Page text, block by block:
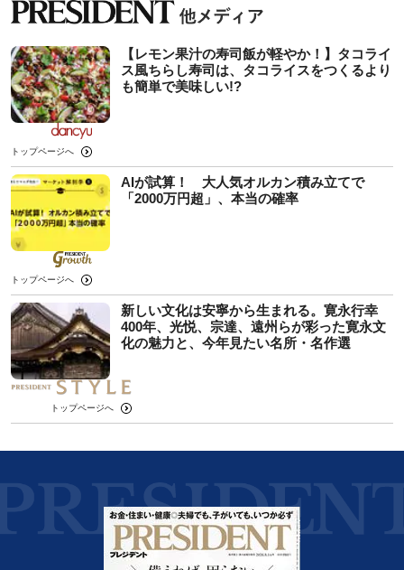
【レモン果汁の寿司飯が軽やか！】タコライ
ス風ちらし寿司は、タコライスをつくるより
も簡単で美味しい!?
トップページへ
AIが試算！ 大人気オルカン積み立てで
「2000万円超」、本当の確率
トップページへ
新しい文化は安寧から生まれる。寛永行幸
400年、光悦、宗達、遠州らが彩った寛永文
化の魅力と、今年見たい名所・名作選
トップページへ